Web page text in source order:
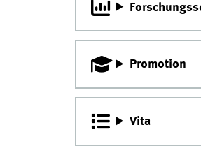
Promotion
Vita